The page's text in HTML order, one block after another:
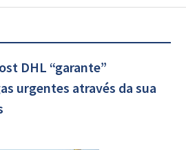
DHL “garante”
urgentes através da sua